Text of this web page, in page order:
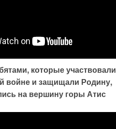
которые участвовали
войне и защищали Родину,
на вершину горы Атис